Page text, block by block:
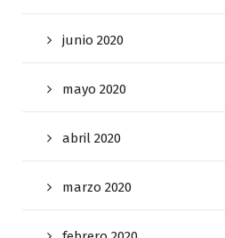
junio 2020
mayo 2020
abril 2020
marzo 2020